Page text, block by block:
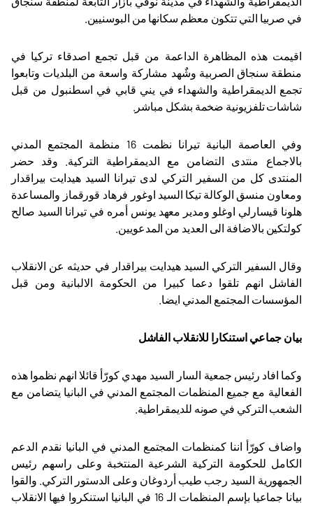
في صربيا التي تتكون معظم سكانها من البوسنيين.
اقيمت هذه المظاهرة الداعمة من قبل تجمع اصدقاء تركيا في
منطقة سنجاق الصربية وشٌهد مشاركة واسعة من البلديات وتابعوا
تجمع الديمقراطية والشهداء في يني قابي في اسطنبول من قبل
شاشات تلفزيونية ضخمة بشكل مباشر.
وفي العاصمة البانية تيرانا نظمت 16 منظمة المجتمع المدني
بالاجماع منتدى التضامن مع الديمقراطية التركية. وقد حضر
المنتدى كل من السفير التركي لدى تيرانا السيد هيدايت بيراقدار
ومعاون منسق الوكالة تيكا السيد اوغور فرهاد قورقماز والمساعدة
هلونا قيسارلي اوغلو ومدير معهد يونس أمره في تيرانا السيد صالح
كولتكين بالاضافة الى العديد من المدعويين.
وقال السفير التركي السيد هيدايت بيراقدار في حديثه عن الانقلاب
الفاشل انهم تلقوا دعما كبيرا من الحكومة الالبانية ومن قبل
المؤسسات المجتمع المدني ايضا.
بيان جماعي استنكارا للانقلاب الفاشل
وكما افاد رئيس جمعية السار السيد مهدي كورّأ قائلا انهم نظموا هذه
الفعالية مع جميع المنظمات المجتمع المدني في البانيا يتضامن مع
الشعب التركي في صونه للديمقراطية.
واضاف كورّأ اننا كمنظمات المجتمع المدني في البانيا نقدم الدعم
الكامل للحكومة التركية الشرعية المنتخبة وعلى راسهم رئيس
الجمهورية السيد رجب طيب أردوغان وعلى الدستور التركي. والقوا
بيانا جماعيا بإسم المنظمات الـ 16 في البانيا استنكروا فيها الانقلاب